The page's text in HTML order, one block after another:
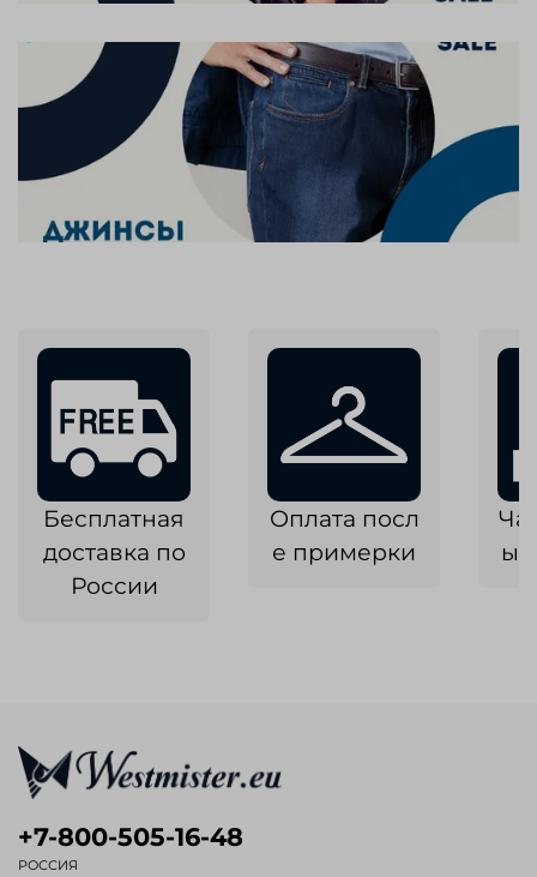
Бесплатная
доставка по
России
Оплата посл
е примерки
+7-800-505-16-48
РОССИЯ